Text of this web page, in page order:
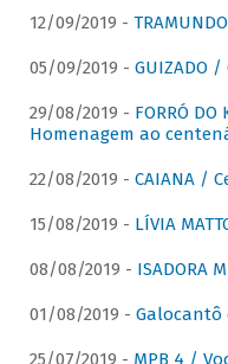
12/09/2019 - TRAMUNDO
05/09/2019 - GUIZADO
29/08/2019 - FORRÓ DO
Homenagem ao
22/08/2019 - CAIANA /
15/08/2019 - LÍVIA
08/08/2019 - ISADORA
01/08/2019 - Galocantô